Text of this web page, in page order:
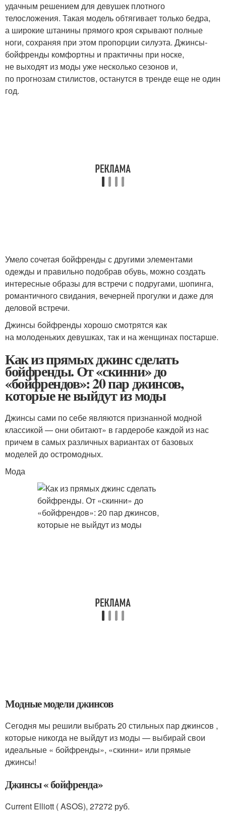
удачным решением для девушек плотного
телосложения. Такая модель обтягивает только бедра,
а широкие штанины прямого кроя скрывают полные
ноги, сохраняя при этом пропорции силуэта. Джинсы-
бойфренды комфортны и практичны при носке,
не выходят из моды уже несколько сезонов и,
по прогнозам стилистов, останутся в тренде еще не один
год.
Умело сочетая бойфренды с другими элементами
одежды и правильно подобрав обувь, можно создать
интересные образы для встречи с подругами, шопинга,
романтичного свидания, вечерней прогулки и даже для
деловой встречи.
Джинсы бойфренды хорошо смотрятся как
на молоденьких девушках, так и на женщинах постарше.
Как из прямых джинс сделать
бойфренды. От «скинни» до
«бойфрендов»: 20 пар джинсов,
которые не выйдут из моды
Джинсы сами по себе являются признанной модной
классикой — они обитают» в гардеробе каждой из нас
причем в самых различных вариантах от базовых
моделей до остромодных.
Мода
Модные модели джинсов
Сегодня мы решили выбрать 20 стильных пар джинсов ,
которые никогда не выйдут из моды — выбирай свои
идеальные « бойфренды», «скинни» или прямые
джинсы!
Джинсы « бойфренда»
Current Elliott ( ASOS), 27272 руб.